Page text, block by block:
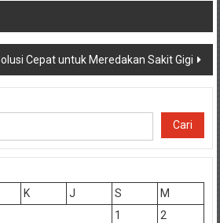
Cepat untuk Meredakan Sakit Gigi
Cari
K J S
M
1
2